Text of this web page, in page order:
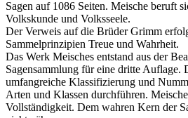
Sagen auf 1086 Seiten. Meische beruft
Volkskunde und Volksseele.
Der Verweis auf die Brüder Grimm
Sammelprinzipien Treue und Wahrheit.
Das Werk Meisches entstand aus der
Sagensammlung für eine dritte Auflage.
umfangreiche Klassifizierung und
Arten und Klassen durchführen.
Vollständigkeit. Dem wahren Kern der